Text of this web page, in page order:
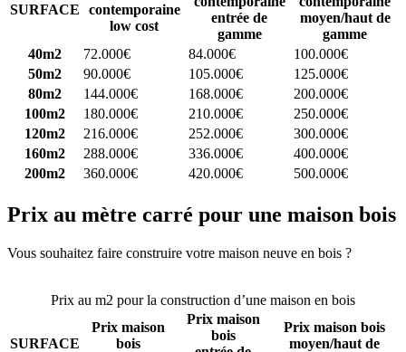
SURFACE
contemporaine
low cost
entrée de
gamme
moyen/haut de
gamme
40m2
72.000€ 84.000€
100.000€
50m2
90.000€ 105.000€
125.000€
80m2
144.000€ 168.000€
200.000€
100m2
180.000€ 210.000€
250.000€
120m2
216.000€ 252.000€
300.000€
160m2
288.000€ 336.000€
400.000€
200m2
360.000€ 420.000€ 500.000€
Prix au mètre carré pour une maison bois
Vous souhaitez faire construire votre maison neuve en bois ?
Prix au m2 pour la construction d’une maison en bois
SURFACE
Prix maison
bois
Prix maison
bois
Prix maison bois
moyen/haut de